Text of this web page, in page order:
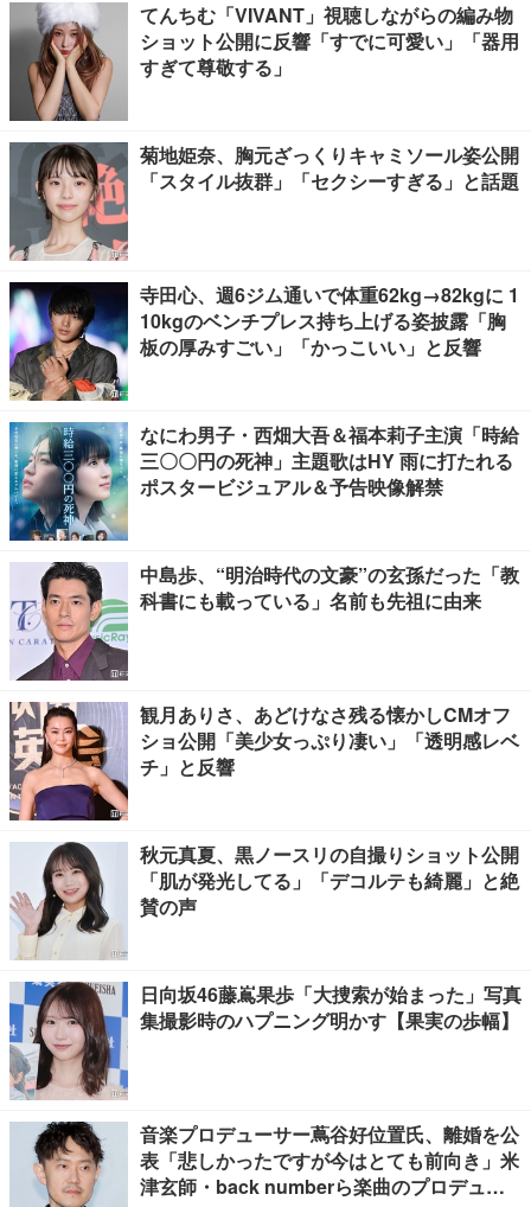
てんちむ「VIVANT」視聴しながらの編み物
ショット公開に反響「すでに可愛い」「器用
すぎて尊敬する」
菊地姫奈、胸元ざっくりキャミソール姿公開
「スタイル抜群」「セクシーすぎる」と話題
寺田心、週6ジム通いで体重62kg→82kgに 1
10kgのベンチプレス持ち上げる姿披露「胸
板の厚みすごい」「かっこいい」と反響
なにわ男子・西畑大吾＆福本莉子主演「時給
三〇〇円の死神」主題歌はHY 雨に打たれる
ポスタービジュアル＆予告映像解禁
中島歩、“明治時代の文豪”の玄孫だった「教
科書にも載っている」名前も先祖に由来
観月ありさ、あどけなさ残る懐かしCMオフ
ショ公開「美少女っぷり凄い」「透明感レベ
チ」と反響
秋元真夏、黒ノースリの自撮りショット公開
「肌が発光してる」「デコルテも綺麗」と絶
賛の声
日向坂46藤嶌果歩「大捜索が始まった」写真
集撮影時のハプニング明かす【果実の歩幅】
音楽プロデューサー蔦谷好位置氏、離婚を公
表「悲しかったですが今はとても前向き」米
津玄師・back numberら楽曲のプロデュー